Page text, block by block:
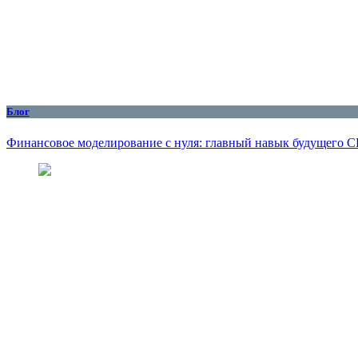
Блог
Финансовое моделирование с нуля: главный навык будущего